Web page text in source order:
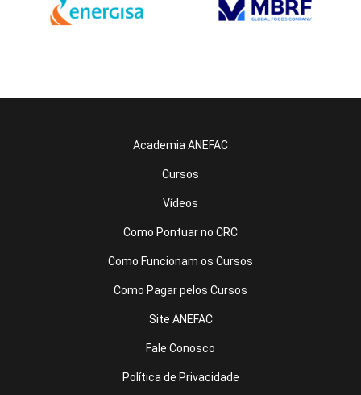
Academia ANEFAC
Cursos
Vídeos
Como Pontuar no CRC
Como Funcionam os Cursos
Como Pagar pelos Cursos
Site ANEFAC
Fale Conosco
Política de Privacidade